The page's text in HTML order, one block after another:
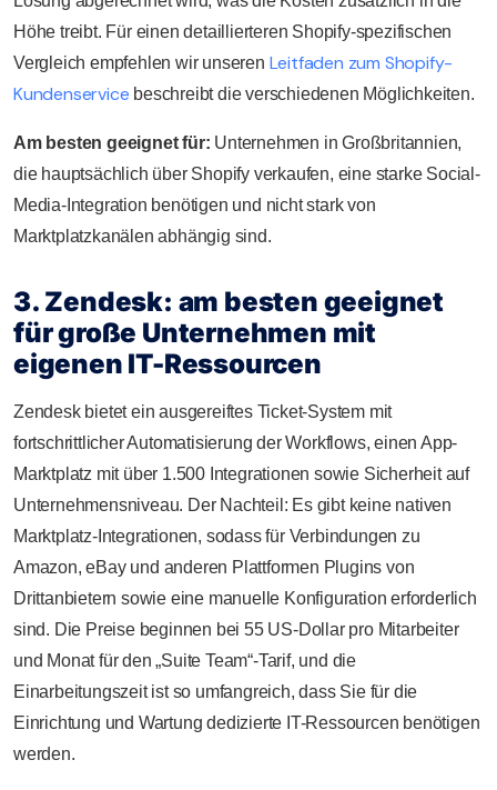
Höhe treibt. Für einen detaillierteren Shopify-spezifischen
Vergleich empfehlen wir unseren Leitfaden zum Shopify-
Kundenservice beschreibt die verschiedenen Möglichkeiten.
Am besten geeignet für: Unternehmen in Großbritannien,
die hauptsächlich über Shopify verkaufen, eine starke Social-
Media-Integration benötigen und nicht stark von
Marktplatzkanälen abhängig sind.
3. Zendesk: am besten geeignet
für große Unternehmen mit
eigenen IT-Ressourcen
Zendesk bietet ein ausgereiftes Ticket-System mit
fortschrittlicher Automatisierung der Workflows, einen App-
Marktplatz mit über 1.500 Integrationen sowie Sicherheit auf
Unternehmensniveau. Der Nachteil: Es gibt keine nativen
Marktplatz-Integrationen, sodass für Verbindungen zu
Amazon, eBay und anderen Plattformen Plugins von
Drittanbietern sowie eine manuelle Konfiguration erforderlich
sind. Die Preise beginnen bei 55 US-Dollar pro Mitarbeiter
und Monat für den „Suite Team“-Tarif, und die
Einarbeitungszeit ist so umfangreich, dass Sie für die
Einrichtung und Wartung dedizierte IT-Ressourcen benötigen
werden.